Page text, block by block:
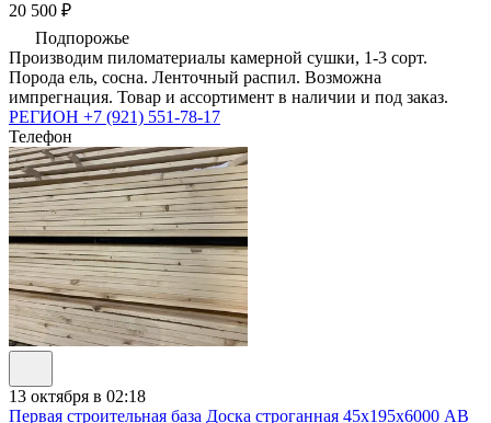
20 500 ₽
Подпорожье
Производим пиломатериалы камерной сушки, 1-3 сорт.
Порода ель, сосна. Ленточный распил. Возможна
импрегнация. Товар и ассортимент в наличии и под заказ.
РЕГИОН +7 (921) 551-78-17
Телефон
13 октября в 02:18
Первая строительная база Доска строганная 45х195х6000 AB